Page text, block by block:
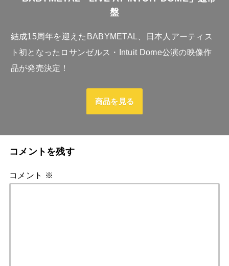
盤
結成15周年を迎えたBABYMETAL、日本人アーティス
ト初となったロサンゼルス・Intuit Dome公演の映像作
品が発売決定！
商品を見る
コメントを残す
コメント ※